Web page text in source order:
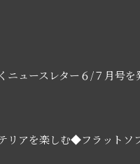
ニュースレター６/７月号を
リアを楽しむ◆フラットソ